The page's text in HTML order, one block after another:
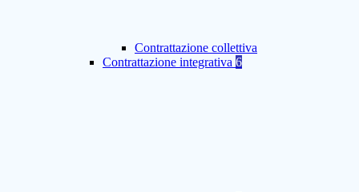
Contrattazione collettiva
Contrattazione integrativa 6